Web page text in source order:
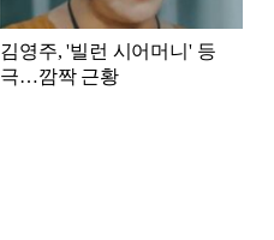
김영주, '빌런 시어머니' 등
극…깜짝 근황